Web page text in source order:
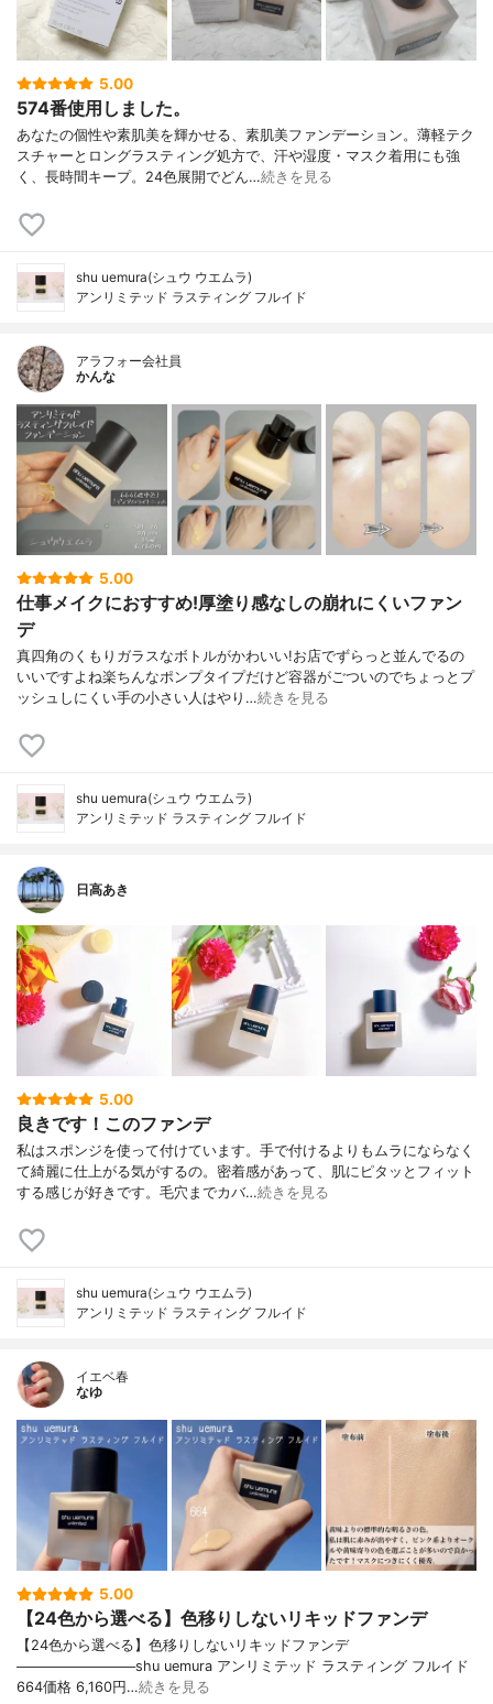
5.00
574番使用しました。
あなたの個性や素肌美を輝かせる、素肌美ファンデーション。薄軽テク
スチャーとロングラスティング処方で、汗や湿度・マスク着用にも強
く、長時間キープ。24色展開でどん…続きを見る
shu uemura(シュウ ウエムラ)
アンリミテッド ラスティング フルイド
アラフォー会社員
かんな
5.00
仕事メイクにおすすめ!厚塗り感なしの崩れにくいファン
デ
真四角のくもりガラスなボトルがかわいい!お店でずらっと並んでるの
いいですよね楽ちんなポンプタイプだけど容器がごついのでちょっとプ
ッシュしにくい手の小さい人はやり…続きを見る
shu uemura(シュウ ウエムラ)
アンリミテッド ラスティング フルイド
日高あき
5.00
良きです！このファンデ
私はスポンジを使って付けています。手で付けるよりもムラにならなく
て綺麗に仕上がる気がするの。密着感があって、肌にピタッとフィット
する感じが好きです。毛穴までカバ…続きを見る
shu uemura(シュウ ウエムラ)
アンリミテッド ラスティング フルイド
イエベ春
なゆ
5.00
【24色から選べる】色移りしないリキッドファンデ
【24色から選べる】色移りしないリキッドファンデ
────────────shu uemura アンリミテッド ラスティング フルイド
664価格 6,160円…続きを見る